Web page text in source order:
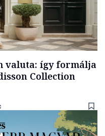
valuta: így formálja
Collection